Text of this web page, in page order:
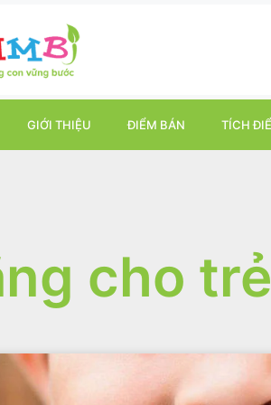
GIỚI THIỆU ĐIỂM BÁN TÍCH
cho